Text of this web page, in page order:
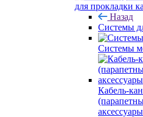
для прокладки
Назад
Системы
Системы
Кабель-
аксессуары